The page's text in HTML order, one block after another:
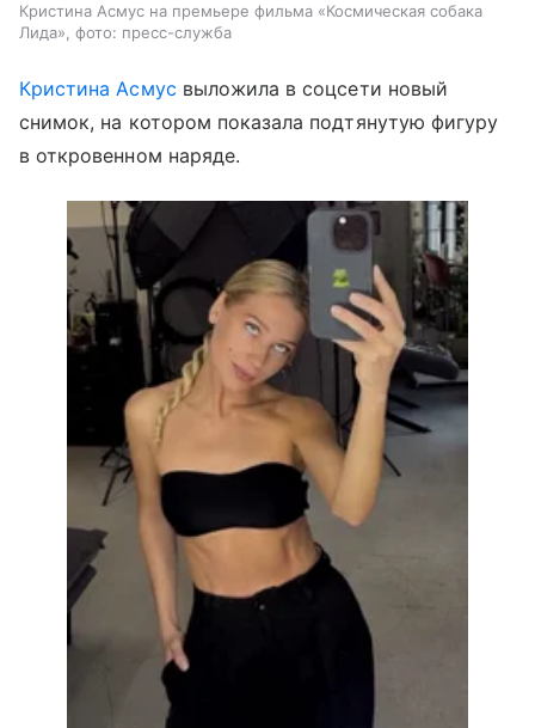
Кристина Асмус на премьере фильма «Космическая собака
Лида», фото: пресс-служба
Кристина Асмус выложила в соцсети новый
снимок, на котором показала подтянутую фигуру
в откровенном наряде.